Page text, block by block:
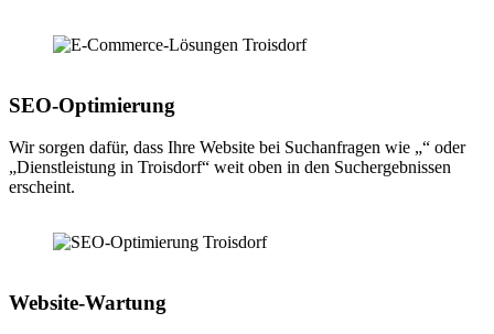
SEO-Optimierung
Wir sorgen dafür, dass Ihre Website bei Suchanfragen wie „“ oder
„Dienstleistung in Troisdorf“ weit oben in den Suchergebnissen
erscheint.
Website-Wartung